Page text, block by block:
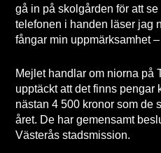
gå in på skolgården för att
telefonen i handen läser jag
fångar min uppmärksamhet
Mejlet handlar om niorna på
upptäckt att det finns pengar
nästan 4 500 kronor som de
året. De har gemensamt
Västerås stadsmission.